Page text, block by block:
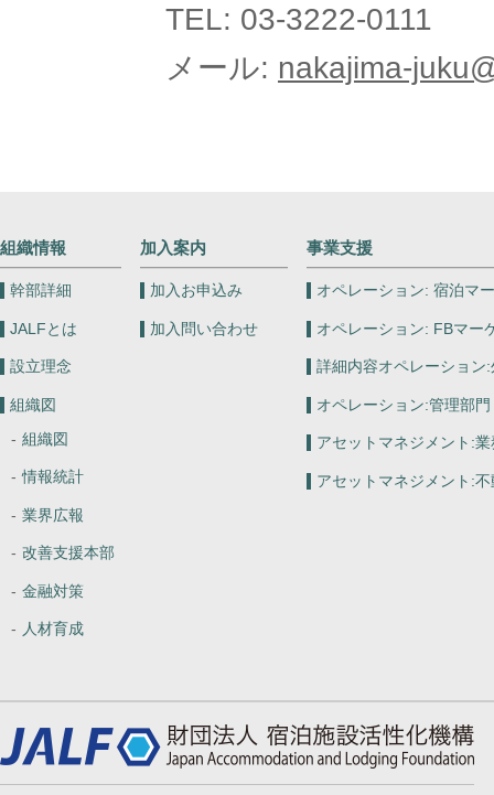
TEL: 03-3222-0111
メール: nakajima-
組織情報
幹部詳細
JALFとは
設立理念
組織図
組織図
情報統計
業界広報
改善支援本部
金融対策
人材育成
加入案内
加入お申込み
加入問い合わせ
事業支援
オペレーション: 宿泊マ
オペレーション: FBマー
詳細内容オペレーション:
オペレーション:管理部門
アセットマネジメント:業
アセットマネジメント:不